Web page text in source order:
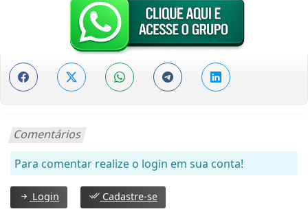
Comentários
Para comentar realize o login em sua conta!
Login Cadastre-se